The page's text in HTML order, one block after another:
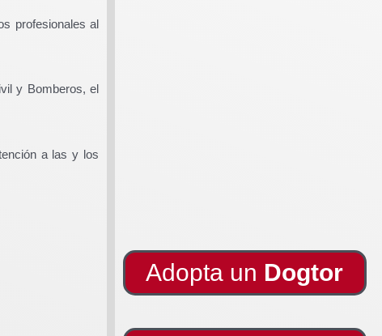
profesionales al
y Bomberos, el
a las y los
Adopta un Dogtor